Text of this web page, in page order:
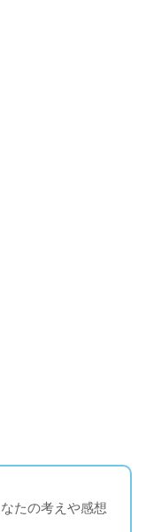
たの考えや感想